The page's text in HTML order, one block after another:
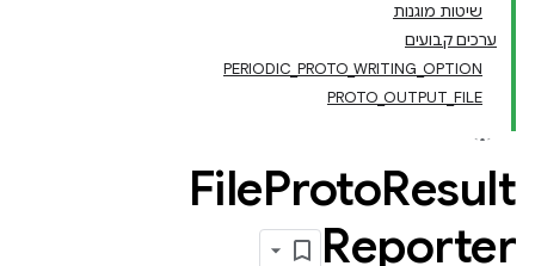
שיטות מוגנות
ערכים קבועים
PERIODIC_PROTO_WRITING_OPTION
PROTO_OUTPUT_FILE
FileProtoResult
Reporter